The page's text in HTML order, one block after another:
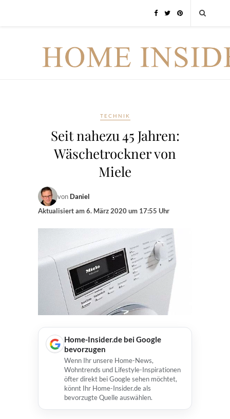
TECHNIK
Seit nahezu 45 Jahren:
Wäschetrockner von
Miele
von Daniel
Aktualisiert am6. März 2020 um 17:55 Uhr
Home-Insider.de bei Google
bevorzugen
Wenn Ihr unsere Home-News,
Wohntrends und Lifestyle-Inspirationen
öfter direkt bei Google sehen möchtet,
könnt Ihr Home-Insider.de als
bevorzugte Quelle auswählen.